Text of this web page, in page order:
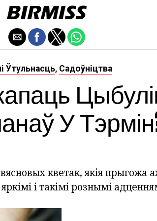
Ўтульнасць, Садоўніцтва
У
кветак, якія прыгожа
і такімі рознымі